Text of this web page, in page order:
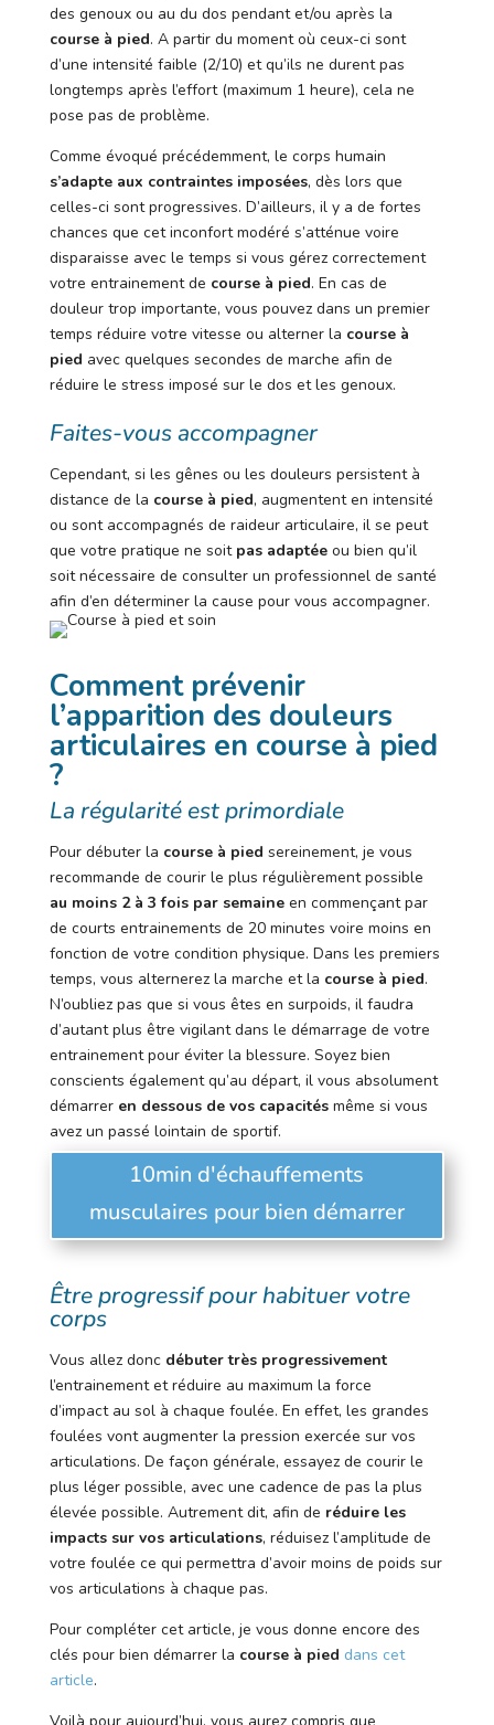
des genoux ou au du dos pendant et/ou après la
course à pied. A partir du moment où ceux-ci sont
d’une intensité faible (2/10) et qu’ils ne durent pas
longtemps après l’effort (maximum 1 heure), cela ne
pose pas de problème.
Comme évoqué précédemment, le corps humain
s’adapte aux contraintes imposées, dès lors que
celles-ci sont progressives. D’ailleurs, il y a de fortes
chances que cet inconfort modéré s’atténue voire
disparaisse avec le temps si vous gérez correctement
votre entrainement de course à pied. En cas de
douleur trop importante, vous pouvez dans un premier
temps réduire votre vitesse ou alterner la course à
pied avec quelques secondes de marche afin de
réduire le stress imposé sur le dos et les genoux.
Faites-vous accompagner
Cependant, si les gênes ou les douleurs persistent à
distance de la course à pied, augmentent en intensité
ou sont accompagnés de raideur articulaire, il se peut
que votre pratique ne soit pas adaptéeou bien qu’il
soit nécessaire de consulter un professionnel de santé
afin d’en déterminer la cause pour vous accompagner.
Comment prévenir
l’apparition des douleurs
articulaires en course à pied
?
La régularité est primordiale
Pour débuter la course à pied sereinement, je vous
recommande de courir le plus régulièrement possible
au moins 2 à 3 fois par semaineen commençant par
de courts entrainements de 20 minutes voire moins en
fonction de votre condition physique. Dans les premiers
temps, vous alternerez la marche et la course à pied.
N’oubliez pas que si vous êtes en surpoids, il faudra
d’autant plus être vigilant dans le démarrage de votre
entrainement pour éviter la blessure. Soyez bien
conscients également qu’au départ, il vous absolument
démarrer en dessous de vos capacitésmême si vous
avez un passé lointain de sportif.
10min d'échauffements
musculaires pour bien démarrer
Être progressif pour habituer votre
corps
Vous allez donc débuter très progressivement
l’entrainement et réduire au maximum la force
d’impact au sol à chaque foulée. En effet, les grandes
foulées vont augmenter la pression exercée sur vos
articulations. De façon générale, essayez de courir le
plus léger possible, avec une cadence de pas la plus
élevée possible. Autrement dit, afin de réduire les
impacts sur vos articulations, réduisez l’amplitude de
votre foulée ce qui permettra d’avoir moins de poids sur
vos articulations à chaque pas.
Pour compléter cet article, je vous donne encore des
clés pour bien démarrer la course à pied dans cet
article.